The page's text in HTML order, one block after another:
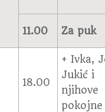
11.00 Za puk
18.00
+ Ivka,
Jukić i
njihove
pokojne